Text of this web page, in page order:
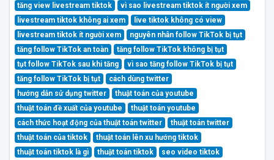
tăng view livestream tiktok
vì sao livestream tiktok ít người xem
livestream tiktok không ai xem
live tiktok không có view
livestream tiktok ít người xem
nguyên nhân follow TikTok bị tụt
tăng follow TikTok an toàn
tăng follow TikTok không bị tụt
tụt follow TikTok sau khi tăng
vì sao tăng follow TikTok bị tụt
tăng follow TikTok bị tụt
cách dùng twitter
hướng dẫn sử dụng twitter
thuật toán của youtube
thuật toán đề xuất của youtube
thuật toán youtube
cách thức hoạt động của thuật toán twitter
thuật toán twitter
thuật toán của tiktok
thuật toán lên xu hướng tiktok
thuật toán tiktok là gì
thuật toán tiktok
seo video tiktok